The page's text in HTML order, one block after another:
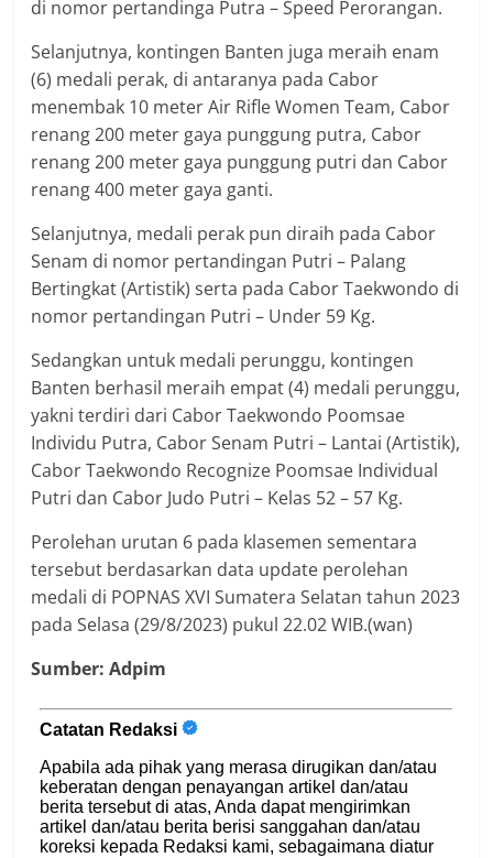
di nomor pertandinga Putra – Speed Perorangan.
Selanjutnya, kontingen Banten juga meraih enam
(6) medali perak, di antaranya pada Cabor
menembak 10 meter Air Rifle Women Team, Cabor
renang 200 meter gaya punggung putra, Cabor
renang 200 meter gaya punggung putri dan Cabor
renang 400 meter gaya ganti.
Selanjutnya, medali perak pun diraih pada Cabor
Senam di nomor pertandingan Putri – Palang
Bertingkat (Artistik) serta pada Cabor Taekwondo di
nomor pertandingan Putri – Under 59 Kg.
Sedangkan untuk medali perunggu, kontingen
Banten berhasil meraih empat (4) medali perunggu,
yakni terdiri dari Cabor Taekwondo Poomsae
Individu Putra, Cabor Senam Putri – Lantai (Artistik),
Cabor Taekwondo Recognize Poomsae Individual
Putri dan Cabor Judo Putri – Kelas 52 – 57 Kg.
Perolehan urutan 6 pada klasemen sementara
tersebut berdasarkan data update perolehan
medali di POPNAS XVI Sumatera Selatan tahun 2023
pada Selasa (29/8/2023) pukul 22.02 WIB.(wan)
Sumber: Adpim